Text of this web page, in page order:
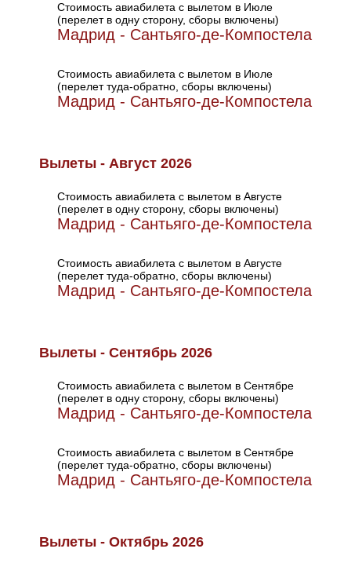
Стоимость авиабилета с вылетом в Июле
(перелет в одну сторону, сборы включены)
Мадрид - Сантьяго-де-Компостела
Стоимость авиабилета с вылетом в Июле
(перелет туда-обратно, сборы включены)
Мадрид - Сантьяго-де-Компостела
Вылеты - Август 2026
Стоимость авиабилета с вылетом в Августе
(перелет в одну сторону, сборы включены)
Мадрид - Сантьяго-де-Компостела
Стоимость авиабилета с вылетом в Августе
(перелет туда-обратно, сборы включены)
Мадрид - Сантьяго-де-Компостела
Вылеты - Сентябрь 2026
Стоимость авиабилета с вылетом в Сентябре
(перелет в одну сторону, сборы включены)
Мадрид - Сантьяго-де-Компостела
Стоимость авиабилета с вылетом в Сентябре
(перелет туда-обратно, сборы включены)
Мадрид - Сантьяго-де-Компостела
Вылеты - Октябрь 2026